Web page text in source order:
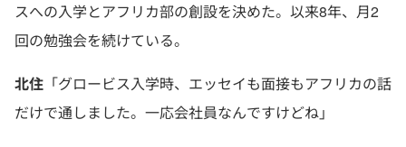
スへの入学とアフリカ部の創設を決めた。以来8年、月2
回の勉強会を続けている。
北住 「グロービス入学時、エッセイも面接もアフリカの話
だけで通しました。一応会社員なんですけどね」